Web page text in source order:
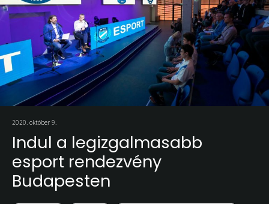
2020. október 9.
Indul a legizgalmasabb
esport rendezvény
Budapesten